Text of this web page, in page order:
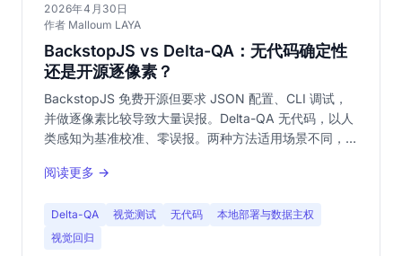
2026年4月30日
作者 Malloum LAYA
BackstopJS vs Delta-QA：无代码确定性
还是开源逐像素？
BackstopJS 免费开源但要求 JSON 配置、CLI 调试，
并做逐像素比较导致大量误报。Delta-QA 无代码，以人
类感知为基准校准、零误报。两种方法适用场景不同，本
阅读更多 →
Delta-QA 视觉测试 无代码
本地部署与数据主权
视觉回归